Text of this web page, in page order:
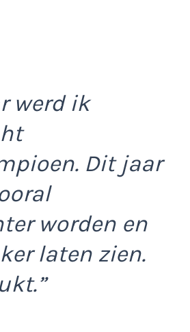
werd ik
Dit jaar
worden en
laten zien.